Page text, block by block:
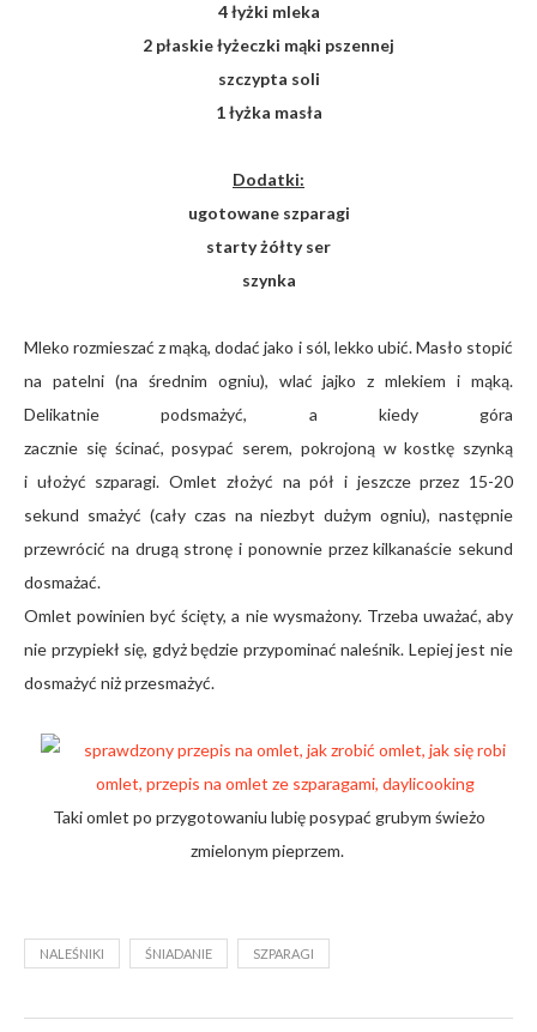
4 łyżki mleka
2 płaskie łyżeczki mąki pszennej
szczypta soli
1 łyżka masła
Dodatki:
ugotowane szparagi
starty żółty ser
szynka
Mleko rozmieszać z mąką, dodać jako i sól, lekko ubić. Masło stopić
na patelni (na średnim ogniu), wlać jajko z mlekiem i mąką.
Delikatnie podsmażyć, a kiedy góra
zacznie się ścinać, posypać serem, pokrojoną w kostkę szynką
i ułożyć szparagi. Omlet złożyć na pół i jeszcze przez 15-20
sekund smażyć (cały czas na niezbyt dużym ogniu), następnie
przewrócić na drugą stronę i ponownie przez kilkanaście sekund
dosmażać.
Omlet powinien być ścięty, a nie wysmażony. Trzeba uważać, aby
nie przypiekł się, gdyż będzie przypominać naleśnik. Lepiej jest nie
dosmażyć niż przesmażyć.
Taki omlet po przygotowaniu lubię posypać grubym świeżo
zmielonym pieprzem.
NALEŚNIKI ŚNIADANIE SZPARAGI